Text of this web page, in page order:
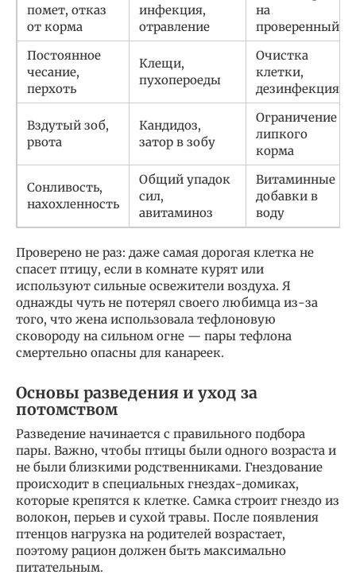
помет, отказ
от корма
инфекция,
отравление
на
проверенный
Постоянное
чесание,
перхоть
Клещи,
пухопероеды
Очистка
клетки,
дезинфекция
Вздутый зоб,
рвота
Кандидоз,
затор в зобу
Ограничение
липкого
корма
Сонливость,
нахохленность
Общий упадок
сил,
авитаминоз
Витаминные
добавки в
воду
Проверено не раз: даже самая дорогая клетка не
спасет птицу, если в комнате курят или
используют сильные освежители воздуха. Я
однажды чуть не потерял своего любимца из-за
того, что жена использовала тефлоновую
сковороду на сильном огне — пары тефлона
смертельно опасны для канареек.
Основы разведения и уход за
потомством
Разведение начинается с правильного подбора
пары. Важно, чтобы птицы были одного возраста и
не были близкими родственниками. Гнездование
происходит в специальных гнездах-домиках,
которые крепятся к клетке. Самка строит гнездо из
волокон, перьев и сухой травы. После появления
птенцов нагрузка на родителей возрастает,
поэтому рацион должен быть максимально
питательным.